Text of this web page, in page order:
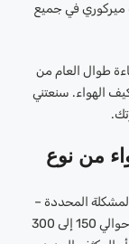
ميركوري في جميع
طوال العام من
الهواء. سنعتني
من نوع
المحددة –
على سبيل المثال، تكلف إعادة تعبئة الغاز البسيطة حوالي 150 إلى 300